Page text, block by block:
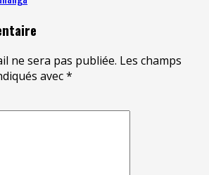
ne sera pas publiée. Les champs
avec*